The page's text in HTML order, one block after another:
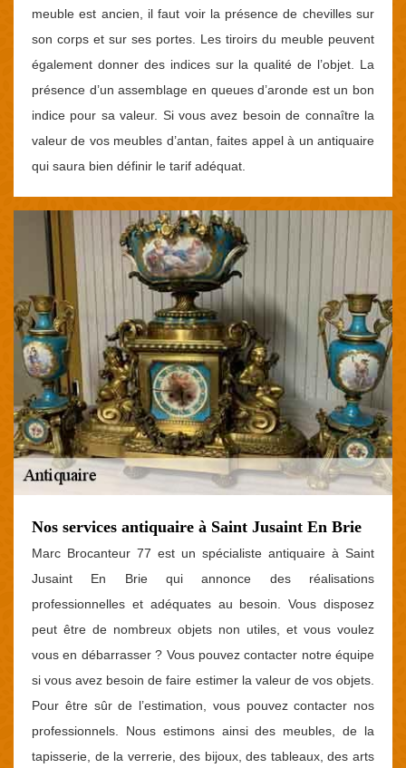
meuble est ancien, il faut voir la présence de chevilles sur
son corps et sur ses portes. Les tiroirs du meuble peuvent
également donner des indices sur la qualité de l’objet. La
présence d’un assemblage en queues d’aronde est un bon
indice pour sa valeur. Si vous avez besoin de connaître la
valeur de vos meubles d’antan, faites appel à un antiquaire
qui saura bien définir le tarif adéquat.
Nos services antiquaire à Saint Jusaint En Brie
Marc Brocanteur 77 est un spécialiste antiquaire à Saint
Jusaint En Brie qui annonce des réalisations
professionnelles et adéquates au besoin. Vous disposez
peut être de nombreux objets non utiles, et vous voulez
vous en débarrasser ? Vous pouvez contacter notre équipe
si vous avez besoin de faire estimer la valeur de vos objets.
Pour être sûr de l’estimation, vous pouvez contacter nos
professionnels. Nous estimons ainsi des meubles, de la
tapisserie, de la verrerie, des bijoux, des tableaux, des arts